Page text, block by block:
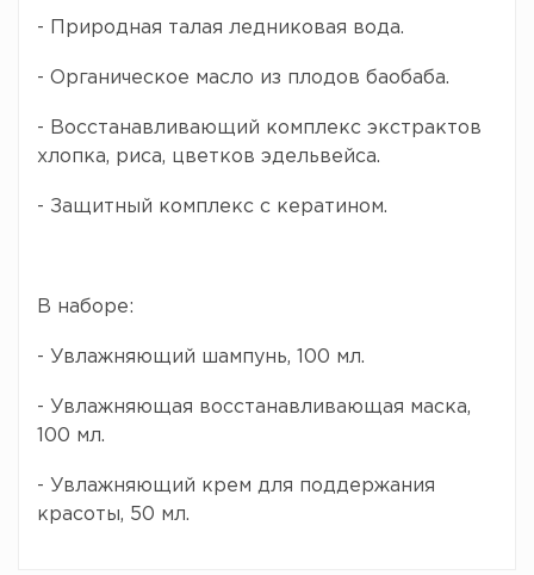
- Природная талая ледниковая вода.
- Органическое масло из плодов баобаба.
- Восстанавливающий комплекс экстрактов
хлопка, риса, цветков эдельвейса.
- Защитный комплекс с кератином.
В наборе:
- Увлажняющий шампунь, 100 мл.
- Увлажняющая восстанавливающая маска,
100 мл.
- Увлажняющий крем для поддержания
красоты, 50 мл.